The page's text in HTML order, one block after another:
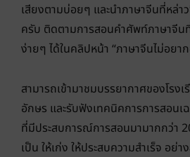
เสียงตามบ่อยๆ และนำภาษาจีนที่หล่า
ครับ ติดตามการสอนคำศัพท์ภาษาจีน
ง่ายๆ ได้ในคลิปหน้า “ภาษาจีนไม่อยา
สามารถเข้ามาชมบรรยากาศของโรง
อักษร และรับฟังเทคนิคการการสอนเ
ที่มีประสบการณ์การสอนมามากกว่า
เป็น ให้เก่ง ให้ประสบความสำเร็จ อย่